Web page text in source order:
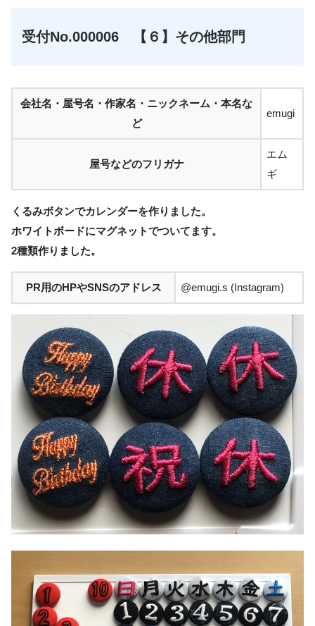
受付No.000006 【６】その他部門
会社名・屋号名・作家名・ニックネーム・本名な
ど
emugi
屋号などのフリガナ
エム
ギ
くるみボタンでカレンダーを作りました。
ホワイトボードにマグネットでついてます。
2種類作りました。
PR用のHPやSNSのアドレス @emugi.s (Instagram)